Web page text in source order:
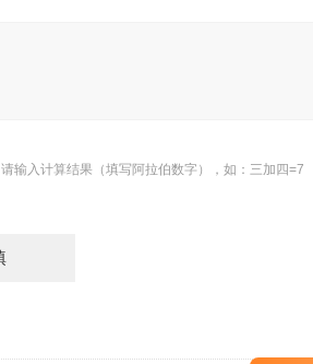
请输入计算结果（填写阿拉伯数字），如：三加四=7